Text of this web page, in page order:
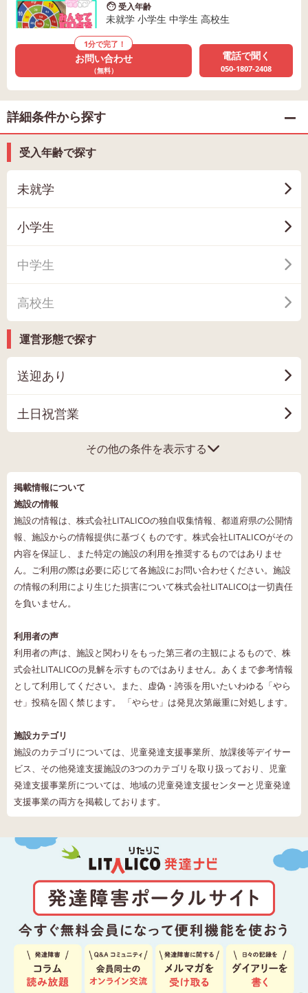
受入年齢
未就学 小学生 中学生 高校生
1分で完了！
お問い合わせ
（無料）
電話で聞く
050-1807-2408
詳細条件から探す
受入年齢で探す
未就学
小学生
中学生
高校生
運営形態で探す
送迎あり
土日祝営業
その他の条件を表示する
掲載情報について
施設の情報
施設の情報は、株式会社LITALICOの独自収集情報、都道府県の公開情
報、施設からの情報提供に基づくものです。株式会社LITALICOがその
内容を保証し、また特定の施設の利用を推奨するものではありませ
ん。ご利用の際は必要に応じて各施設にお問い合わせください。施設
の情報の利用により生じた損害について株式会社LITALICOは一切責任
を負いません。
利用者の声
利用者の声は、施設と関わりをもった第三者の主観によるもので、株
式会社LITALICOの見解を示すものではありません。あくまで参考情報
として利用してください。また、虚偽・誇張を用いたいわゆる「やら
せ」投稿を固く禁じます。 「やらせ」は発見次第厳重に対処します。
施設カテゴリ
施設のカテゴリについては、児童発達支援事業所、放課後等デイサー
ビス、その他発達支援施設の3つのカテゴリを取り扱っており、児童
発達支援事業所については、地域の児童発達支援センターと児童発達
支援事業の両方を掲載しております。